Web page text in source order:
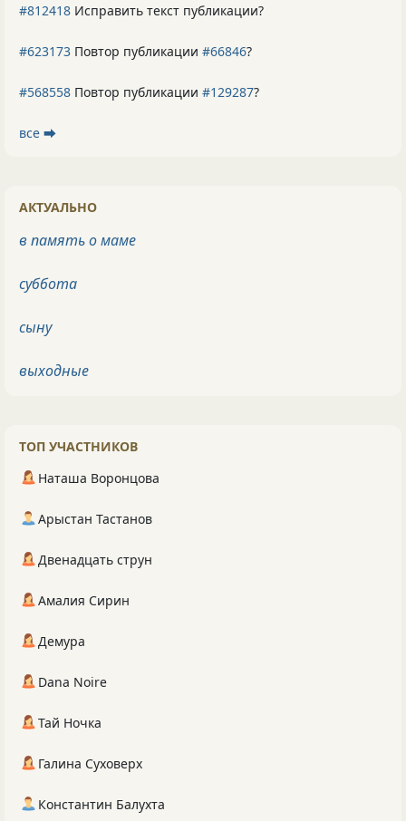
#812418 Исправить текст публикации?
#623173 Повтор публикации #66846?
#568558 Повтор публикации #129287?
все ⮕
АКТУАЛЬНО
в память о маме
суббота
сыну
выходные
ТОП УЧАСТНИКОВ
Наташа Воронцова
Арыстан Тастанов
Двенадцать струн
Амалия Сирин
Демура
Dana Noire
Тай Ночка
Галина Суховерх
Константин Балухта